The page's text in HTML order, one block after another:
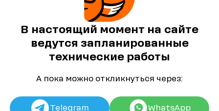
В настоящий момент на сайте
ведутся запланированные
технические работы
А пока можно откликнуться через:
Telegram WhatsApp